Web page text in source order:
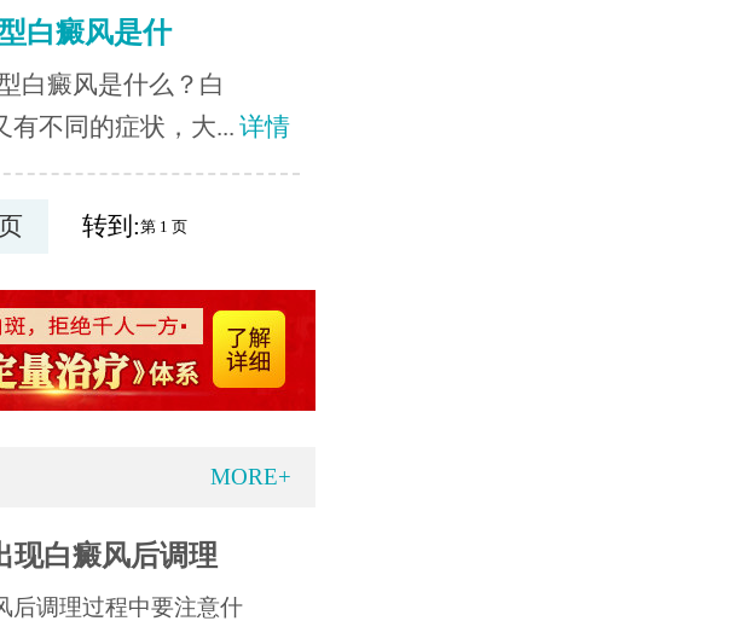
白癜风是什
癜风是什么？白
有不同的症状，大... 详情
转到:
MORE+
现白癜风后调理
后调理过程中要注意什